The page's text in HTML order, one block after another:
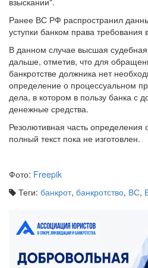
Ранее ВС РФ распространил
уступки банком права требования
В данном случае высшая
дальше, отметив, что для
банкротстве должника нет
определение о процессуальном
дела, в котором в пользу банка с
денежные средства.
Резолютивная часть определения
полный текст пока не изготовлен.
Теги:банкрот